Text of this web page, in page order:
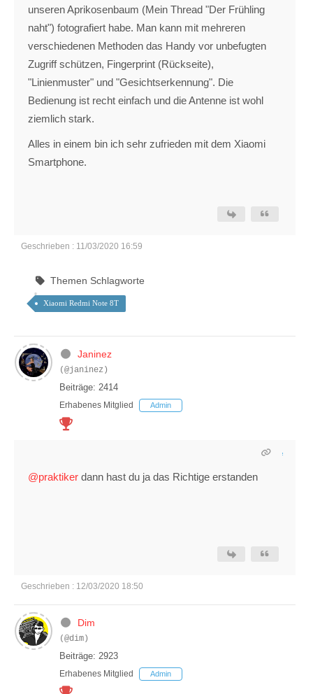
unseren Aprikosenbaum (Mein Thread "Der Frühling
naht") fotografiert habe. Man kann mit mehreren
verschiedenen Methoden das Handy vor unbefugten
Zugriff schützen, Fingerprint (Rückseite),
"Linienmuster" und "Gesichtserkennung". Die
Bedienung ist recht einfach und die Antenne ist wohl
ziemlich stark.
Alles in einem bin ich sehr zufrieden mit dem Xiaomi
Smartphone.
Geschrieben : 11/03/2020 16:59
Themen Schlagworte
Xiaomi Redmi Note 8T
Janinez
(@janinez)
Beiträge: 2414
Erhabenes Mitglied Admin
@praktiker dann hast du ja das Richtige erstanden
Geschrieben : 12/03/2020 18:50
Dim
(@dim)
Beiträge: 2923
Erhabenes Mitglied Admin